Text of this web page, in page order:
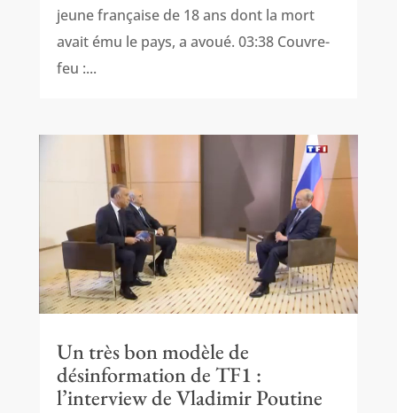
jeune française de 18 ans dont la mort
avait ému le pays, a avoué. 03:38 Couvre-
feu :...
Un très bon modèle de
désinformation de TF1 :
l’interview de Vladimir Poutine